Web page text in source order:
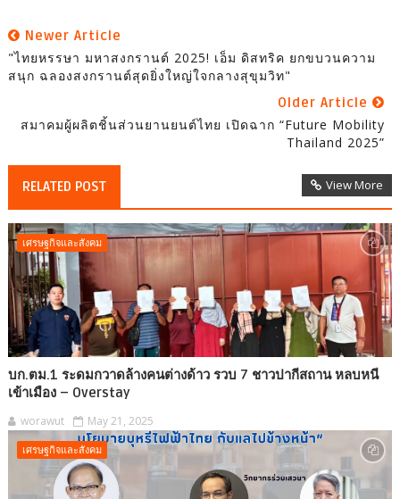
Newer Article
"ไทยหรรษา มหาสงกรานต์ 2025! เอ็ม ดิสทริค ยกขบวนความ
สนุก ฉลองสงกรานต์สุดยิ่งใหญ่ใจกลางสุขุมวิท"
Older Article
สมาคมผู้ผลิตชิ้นส่วนยานยนต์ไทย เปิดฉาก “Future Mobility
Thailand 2025”
RELATED POST View More
เศรษฐกิจและสังคม
บก.ตม.1 ระดมกวาดล้างคนต่างด้าว รวบ 7 ชาวปากีสถาน หลบหนี
เข้าเมือง – Overstay
worawut May 21, 2025
เศรษฐกิจและสังคม